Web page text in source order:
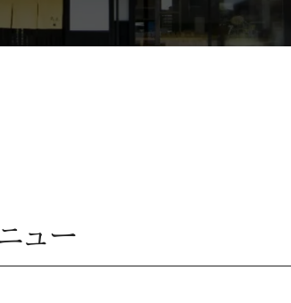
ュー